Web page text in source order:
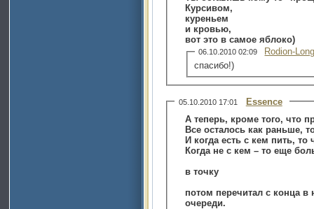
Курсивом,
куреньем
и кровью,
вот это в самое яблоко)
06.10.2010 02:09
Rodion-
спасибо!)
05.10.2010 17:01
Essence
А теперь, кроме того, что
Все осталось как раньше,
И когда есть с кем пить,
Когда не с кем – то еще
в точку
потом перечитал с конца в
очереди.